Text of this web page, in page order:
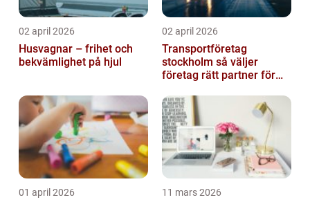
02 april 2026
Husvagnar – frihet och
bekvämlighet på hjul
02 april 2026
Transportföretag
stockholm så väljer
företag rätt partner för
01 april 2026 11 mars 2026